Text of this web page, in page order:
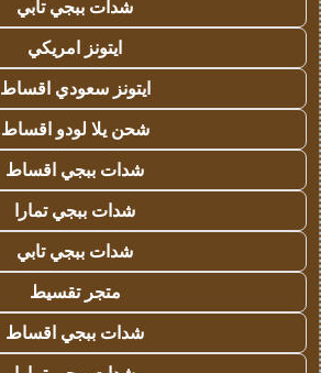
شدات ببجي تابي
ايتونز امريكي
ايتونز سعودي اقساط
شحن يلا لودو اقساط
شدات ببجي اقساط
شدات ببجي تمارا
شدات ببجي تابي
متجر تقسيط
شدات ببجي اقساط